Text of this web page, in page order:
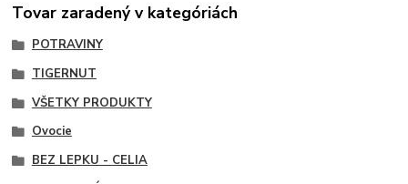
Tovar zaradený v kategóriách
POTRAVINY
TIGERNUT
VŠETKY PRODUKTY
Ovocie
BEZ LEPKU - CELIA